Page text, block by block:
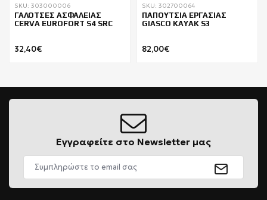
SKU: 303000006
ΓΑΛΟΤΣΕΣ ΑΣΦΑΛΕΙΑΣ
CERVA EUROFORT S4 SRC
32,40€
SKU: 302700064
ΠΑΠΟΥΤΣΙΑ ΕΡΓΑΣΙΑΣ
GIASCO KAYAK S3
82,00€
Εγγραφείτε στο Newsletter μας